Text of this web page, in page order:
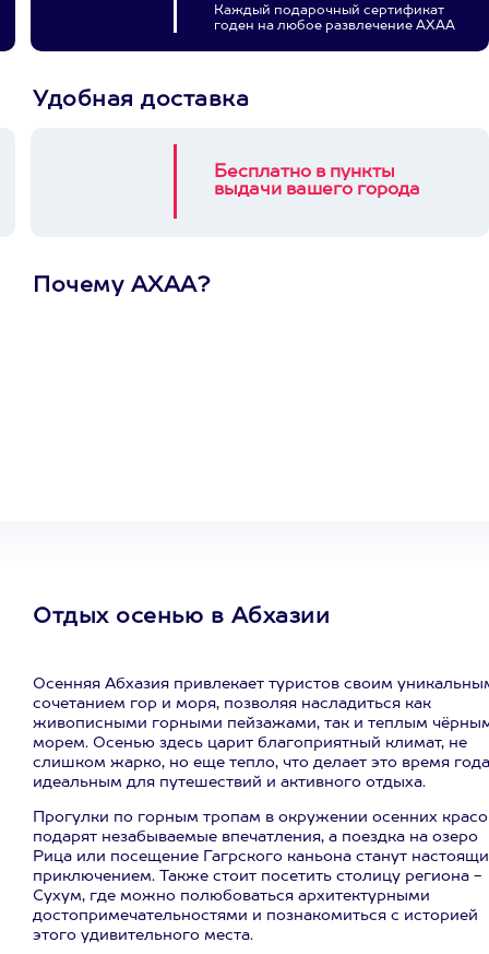
Каждый подарочный сертификат
годен на любое развлечение АХАА
Удобная доставка
Бесплатно в пункты
выдачи вашего города
Почему АХАА?
Отдых осенью в Абхазии
Осенняя Абхазия привлекает туристов своим
сочетанием гор и моря, позволяя насладиться как
живописными горными пейзажами, так и теплым
морем. Осенью здесь царит благоприятный климат, не
слишком жарко, но еще тепло, что делает это время года
идеальным для путешествий и активного отдыха.
Прогулки по горным тропам в окружении осенних
подарят незабываемые впечатления, а поездка на озеро
Рица или посещение Гагрского каньона станут
приключением. Также стоит посетить столицу региона -
Сухум, где можно полюбоваться архитектурными
достопримечательностями и познакомиться с историей
этого удивительного места.